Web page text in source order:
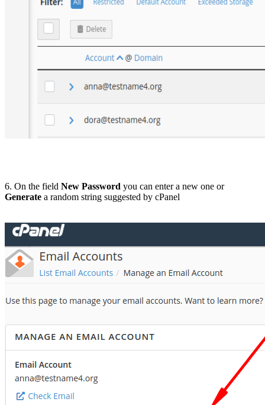
6. On the field New Password you can enter a new one or
Generate a random string suggested by cPanel